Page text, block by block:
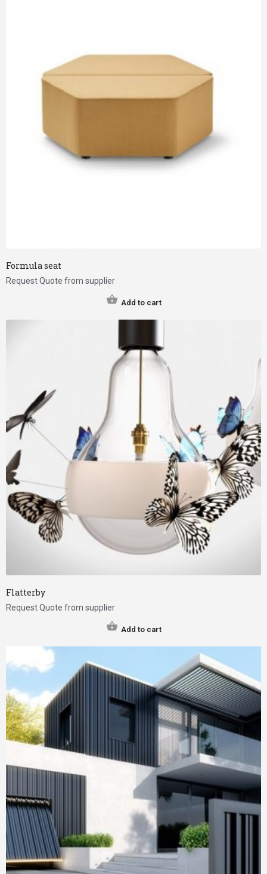
Formula seat
Request Quote from supplier
Add to cart
Flatterby
Request Quote from supplier
Add to cart